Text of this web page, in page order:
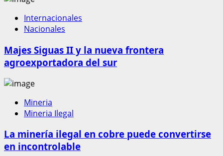
Internacionales
Nacionales
Majes Siguas II y la nueva frontera
agroexportadora del sur
Mineria
Mineria Ilegal
La minería ilegal en cobre puede convertirse
en incontrolable